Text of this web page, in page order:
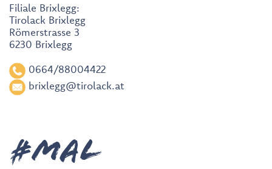
Filiale Brixlegg:
Tirolack Brixlegg
Römerstrasse 3
6230 Brixlegg
0664/88004422
brixlegg@tirolack.at
#MAL